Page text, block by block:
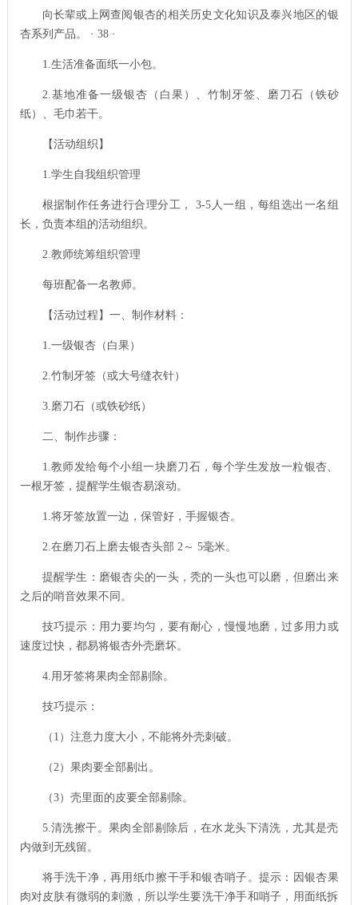
向长辈或上网查阅银杏的相关历史文化知识及泰兴地区的银
杏系列产品。 · 38 ·
1.生活准备面纸一小包。
2.基地准备一级银杏（白果）、竹制牙签、磨刀石（铁砂
纸）、毛巾若干。
【活动组织】
1.学生自我组织管理
根据制作任务进行合理分工，3-5 人一组，每组选出一名组
长，负责本组的活动组织。
2.教师统筹组织管理
每班配备一名教师。
【活动过程】一、制作材料：
1.一级银杏（白果）
2.竹制牙签（或大号缝衣针）
3.磨刀石（或铁砂纸）
二、制作步骤：
1.教师发给每个小组一块磨刀石，每个学生发放一粒银杏、
一根牙签，提醒学生银杏易滚动。
1.将牙签放置一边，保管好，手握银杏。
2.在磨刀石上磨去银杏头部 2～ 5毫米。
提醒学生：磨银杏尖的一头，秃的一头也可以磨，但磨出来
之后的哨音效果不同。
技巧提示：用力要均匀，要有耐心，慢慢地磨，过多用力或
速度过快，都易将银杏外壳磨坏。
4.用牙签将果肉全部剔除。
技巧提示：
（ 1 ）注意力度大小，不能将外壳刺破。
（2）果肉要全部剔出。
（3）壳里面的皮要全部剔除。
5.清洗擦干。果肉全部剔除后，在水龙头下清洗，尤其是壳
内做到无残留。
将手洗干净，再用纸巾擦干手和银杏哨子。提示：因银杏果
肉对皮肤有微弱的刺激，所以学生要洗干净手和哨子，用面纸拆